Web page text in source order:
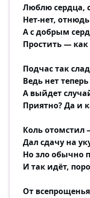
Люблю сердца,
Нет-нет,
А с добрым
Простить —
Подчас так
Ведь нет
А выйдет
Приятно? Да и
Коль отомстил
Дал сдачу на
Но зло обычно
И так идёт,
От